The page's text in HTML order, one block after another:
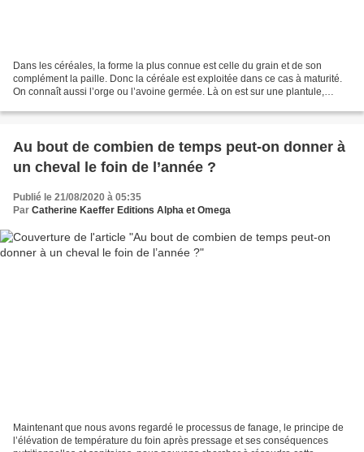
Dans les céréales, la forme la plus connue est celle du grain et de son
complément la paille. Donc la céréale est exploitée dans ce cas à maturité.
On connaît aussi l’orge ou l’avoine germée. Là on est sur une plantule,
Au bout de combien de temps peut-on donner à
un cheval le foin de l’année ?
Publié le 21/08/2020 à 05:35
Par Catherine Kaeffer Editions Alpha et Omega
Maintenant que nous avons regardé le processus de fanage, le principe de
l’élévation de température du foin après pressage et ses conséquences